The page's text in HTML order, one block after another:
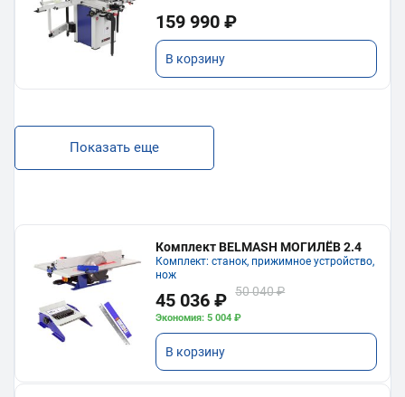
159 990 ₽
В корзину
Показать еще
Комплект BELMASH МОГИЛЁВ 2.4
Комплект: станок, прижимное устройство,
нож
45 036 ₽ 50 040 ₽
Экономия: 5 004 ₽
В корзину